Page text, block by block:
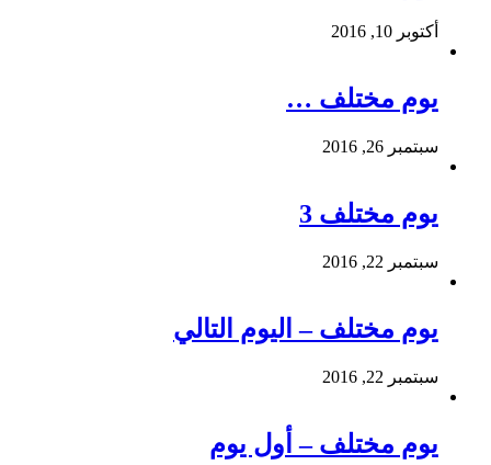
أكتوبر 10, 2016
يوم مختلف …
سبتمبر 26, 2016
يوم مختلف 3
سبتمبر 22, 2016
يوم مختلف – اليوم التالي
سبتمبر 22, 2016
يوم مختلف – أول يوم